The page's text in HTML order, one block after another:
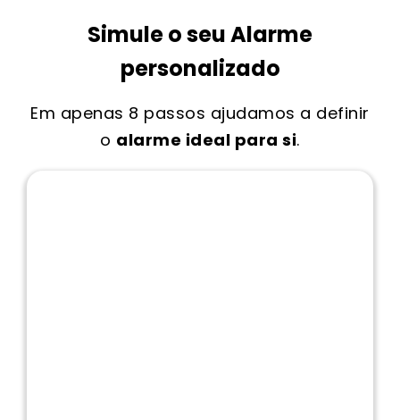
Simule o seu Alarme
personalizado
Em apenas 8 passos ajudamos a definir
o alarme ideal para si.